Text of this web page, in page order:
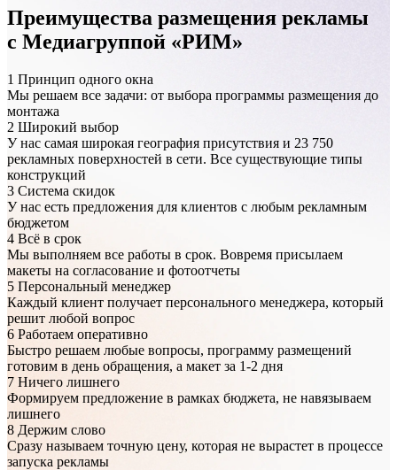
Преимущества размещения рекламы
с Медиагруппой «РИМ»
1 Принцип одного окна
Мы решаем все задачи: от выбора программы размещения до
монтажа
2 Широкий выбор
У нас самая широкая география присутствия и 23 750
рекламных поверхностей в сети. Все существующие типы
конструкций
3 Система скидок
У нас есть предложения для клиентов с любым рекламным
бюджетом
4 Всё в срок
Мы выполняем все работы в срок. Вовремя присылаем
макеты на согласование и фотоотчеты
5 Персональный менеджер
Каждый клиент получает персонального менеджера, который
решит любой вопрос
6 Работаем оперативно
Быстро решаем любые вопросы, программу размещений
готовим в день обращения, а макет за 1-2 дня
7 Ничего лишнего
Формируем предложение в рамках бюджета, не навязываем
лишнего
8 Держим слово
Сразу называем точную цену, которая не вырастет в процессе
запуска рекламы